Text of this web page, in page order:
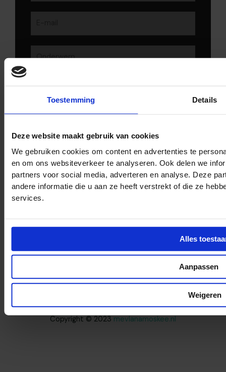
Toestemming Details
Deze website maakt gebruik van cookies
We gebruiken cookies om content en advertenties te
en om ons websiteverkeer te analyseren. Ook delen we
partners voor social media, adverteren en analyse. Deze
andere informatie die u aan ze heeft verstrekt of die ze
services.
Alles
Aanpassen
Weigeren
Stuur bericht
Algemene Voorwaarden
Copyright © 2023 mevlanamoskee.nl